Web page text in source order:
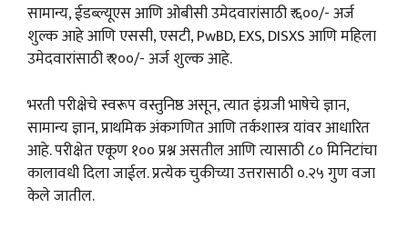
सामान्य, ईडब्ल्यूएस आणि ओबीसी उमेदवारांसाठी ₹ ६००/- अर्ज
शुल्क आहे आणि एससी, एसटी, PwBD, EXS, DISXS आणि महिला
उमेदवारांसाठी ₹ १००/- अर्ज शुल्क आहे.
भरती परीक्षेचे स्वरूप वस्तुनिष्ठ असून, त्यात इंग्रजी भाषेचे ज्ञान,
सामान्य ज्ञान, प्राथमिक अंकगणित आणि तर्कशास्त्र यांवर आधारित
आहे. परीक्षेत एकूण १०० प्रश्न असतील आणि त्यासाठी ८० मिनिटांचा
कालावधी दिला जाईल. प्रत्येक चुकीच्या उत्तरासाठी ०.२५ गुण वजा
केले जातील.